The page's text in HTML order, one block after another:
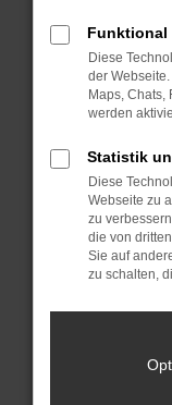
Das kann
Probleme zu
Stelle
dass
unterstützt
Wende dich
Wenn du
hast,
das Problem
Text
unterstützen:
Funktional
Diese
der
Maps, Chats,
werden
Statistik
Diese
Webseite zu
zu
die von
Sie auf
zu schalten,